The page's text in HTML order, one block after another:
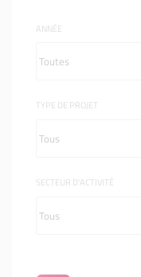
ANNÉE
TYPE DE PROJET
SECTEUR D'ACTIVITÉ